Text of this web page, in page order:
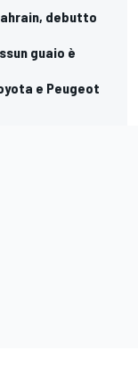
debutto
guaio è
e Peugeot